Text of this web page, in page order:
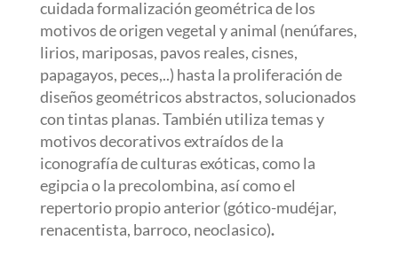
cuidada formalización geométrica de los
motivos de origen vegetal y animal (nenúfares,
lirios, mariposas, pavos reales, cisnes,
papagayos, peces,..) hasta la proliferación de
diseños geométricos abstractos, solucionados
con tintas planas. También utiliza temas y
motivos decorativos extraídos de la
iconografía de culturas exóticas, como la
egipcia o la precolombina, así como el
repertorio propio anterior (gótico-mudéjar,
renacentista, barroco, neoclasico).